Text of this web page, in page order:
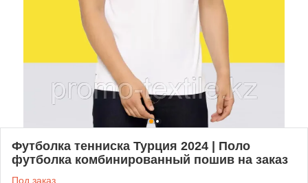
Футболка тенниска Турция 2024 | Поло
футболка комбинированный пошив на заказ
Под заказ